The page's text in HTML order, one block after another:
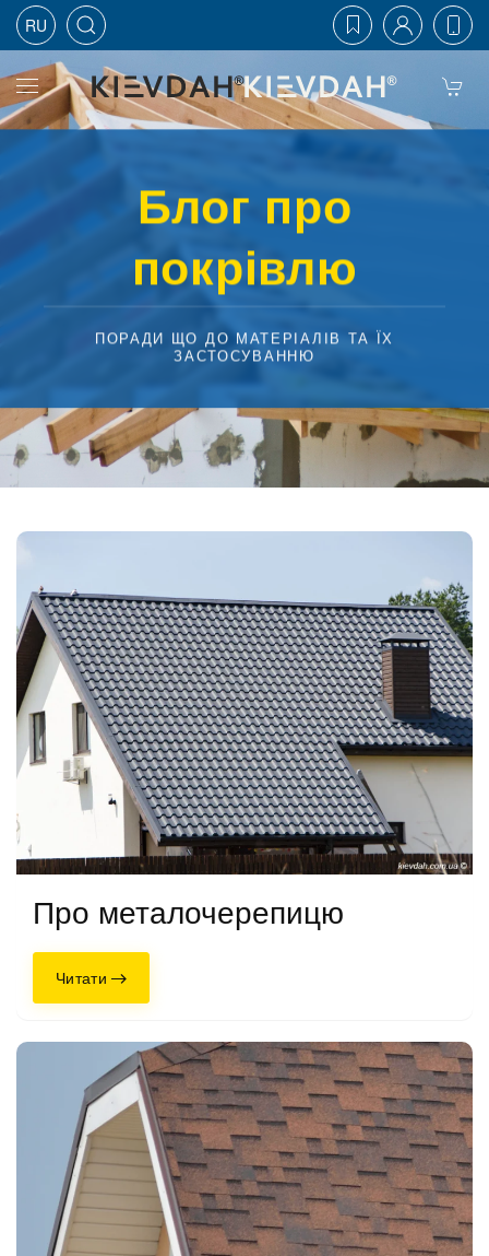
Skip to main content
RU
Блог про
покрівлю
ПОРАДИ ЩО ДО МАТЕРІАЛІВ ТА ЇХ
ЗАСТОСУВАННЮ
Про металочерепицю
Читати